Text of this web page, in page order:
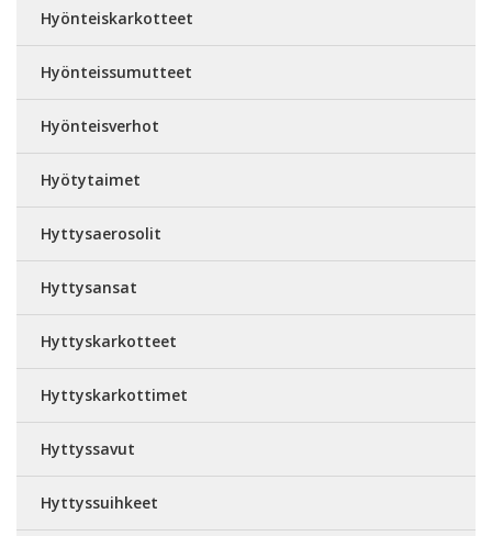
Hyönteiskarkotteet
Hyönteissumutteet
Hyönteisverhot
Hyötytaimet
Hyttysaerosolit
Hyttysansat
Hyttyskarkotteet
Hyttyskarkottimet
Hyttyssavut
Hyttyssuihkeet